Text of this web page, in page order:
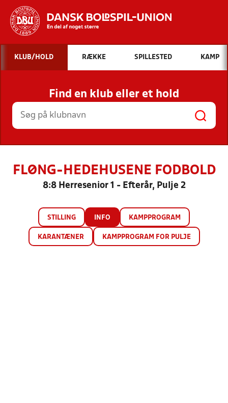
Hvad vil du søge efter?
INDHOLD OG NYHEDER
STILLINGER, RESULTATER, KLUBBER OG
HOLD
KLUB/HOLD RÆKKE SPILLESTED KAMP
Find en klub eller et hold
FLØNG-HEDEHUSENE FODBOLD
8:8 Herresenior 1 - Efterår, Pulje 2
STILLING INFO KAMPPROGRAM
KARANTÆNER KAMPPROGRAM FOR PULJE